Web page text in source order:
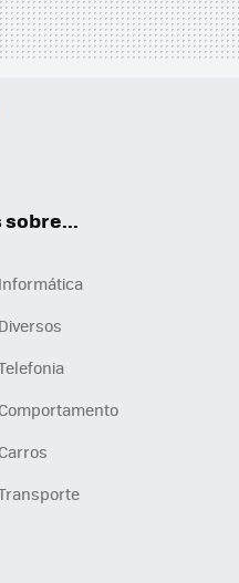
sobre...
Informática
Diversos
Comportamento
Carros